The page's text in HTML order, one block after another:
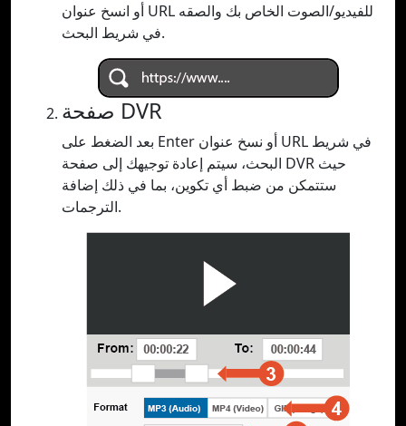
أو انسخ عنوان URL للفيديو/الصوت الخاص بك والصقه
في شريط البحث.
صفحة DVR
بعد الضغط على Enter أو نسخ عنوان URL في شريط
البحث، سيتم إعادة توجيهك إلى صفحة DVR حيث
ستتمكن من ضبط أي تكوين، بما في ذلك إضافة
الترجمات.